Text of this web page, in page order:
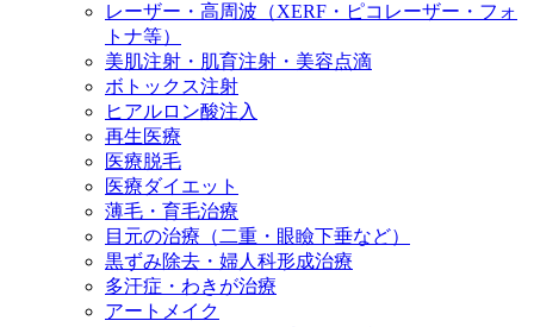
レーザー・高周波（XERF・ピコレーザー・フォ
トナ等）
美肌注射・肌育注射・美容点滴
ボトックス注射
ヒアルロン酸注入
再生医療
医療脱毛
医療ダイエット
薄毛・育毛治療
目元の治療（二重・眼瞼下垂など）
黒ずみ除去・婦人科形成治療
多汗症・わきが治療
アートメイク